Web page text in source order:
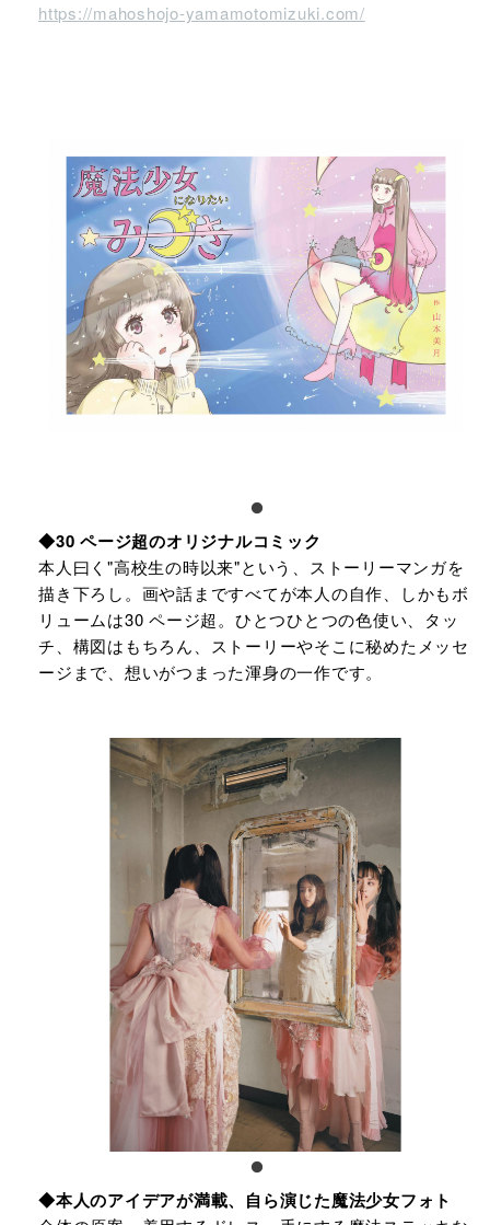
https://mahoshojo-yamamotomizuki.com/
◆30 ページ超のオリジナルコミック
本⼈⽈く"⾼校⽣の時以来"という、ストーリーマンガを
描き下ろし。画や話まですべてが本⼈の⾃作、しかもボ
リュームは30 ページ超。ひとつひとつの⾊使い、タッ
チ、構図はもちろん、ストーリーやそこに秘めたメッセ
ージまで、想いがつまった渾⾝の⼀作です。
◆本⼈のアイデアが満載、⾃ら演じた魔法少⼥フォト